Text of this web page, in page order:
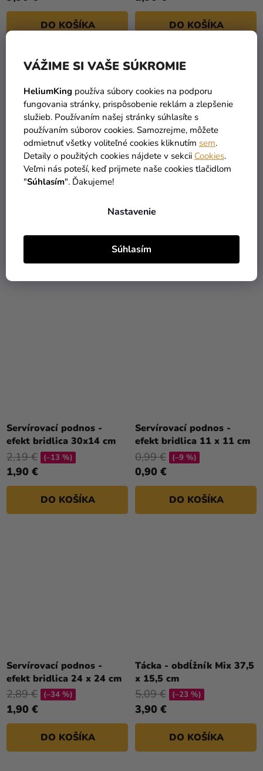
VÁŽIME SI VAŠE SÚKROMIE
HeliumKing používa súbory cookies na podporu
fungovania stránky, prispôsobenie reklám a zlepšenie
služieb. Používaním našej stránky súhlasíte s
používaním súborov cookies. Samozrejme, môžete
odmietnuť všetky voliteľné cookies kliknutím sem.
Detaily o použitých cookies nájdete v sekcii Cookies.
Veľmi nás poteší, keď prijmete naše cookies tlačidlom
"Súhlasím". Ďakujeme!
Nastavenie
Súhlasím
DO KOŠÍKA DO KOŠÍKA
Papierová tácka (PAP-
19,90 €
DO KOŠÍKA
9,90 €
DO KOŠÍKA
Servírovací podnos -
efekt bridlica 30x14 cm
1,90 €
2,19 € (–13 %)
DO KOŠÍKA
Servírovací podnos -
efekt bridlica 11 x 11 cm
0,90 €
0,99 € (–9 %)
DO KOŠÍKA
Servírovací podnos -
efekt bridlica 24 x 24 cm
1,90 €
2,89 € (–34 %)
DO KOŠÍKA
Tácka - obdĺžník Mix 37,5
x 15,5 cm
3,90 €
5,09 € (–23 %)
DO KOŠÍKA